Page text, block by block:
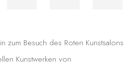
zum Besuch des Roten Kunstsalons
Kunstwerken von